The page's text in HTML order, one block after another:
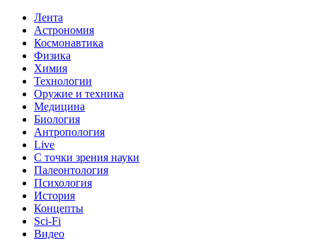
Лента
Астрономия
Космонавтика
Физика
Химия
Технологии
Оружие и техника
Медицина
Биология
Антропология
Live
С точки зрения науки
Палеонтология
Психология
История
Концепты
Sci-Fi
Видео